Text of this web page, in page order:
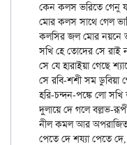
কেন কলস ভরিতে গেনু
মোর কলস সাথে গেল
কলসির জল মোর নয়নে
সখি হে তোদের সে রাই
সে যে হারাইয়া গেছে
সে রবি-শশী সম ডুবিয়া
হরি-চন্দন-পঙ্কে লো সখি
দুলায়ে দে গলে বল্লভ-
নীল কমল আর অপরাজিতার, শেজ্‌ পেতে দে
পেতে দে শয্যা পেতে